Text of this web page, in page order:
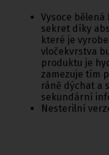
Vysoce
sekret díky
které je
vločekvrstva
produktu je
zamezuje tím
ráně dýchat a
sekundární
Nesterilní